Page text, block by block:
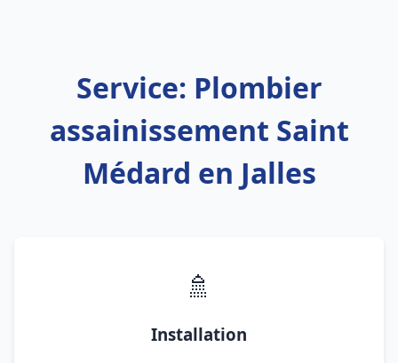
Service: Plombier
assainissement Saint
Médard en Jalles
🚿
Installation